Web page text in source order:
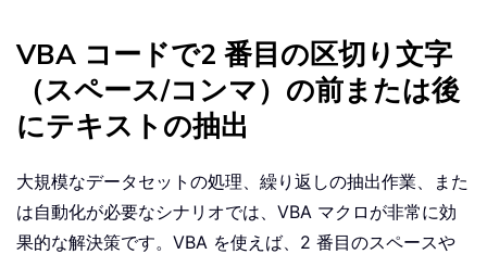
VBA コードで2 番目の区切り文字
（スペース/コンマ）の前または後
にテキストの抽出
大規模なデータセットの処理、繰り返しの抽出作業、また
は自動化が必要なシナリオでは、VBA マクロが非常に効
果的な解決策です。VBA を使えば、2 番目のスペースや